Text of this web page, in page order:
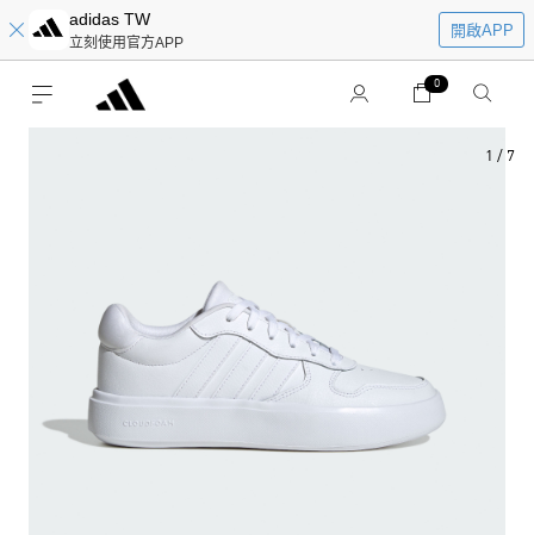
adidas TW
立刻使用官方APP
開啟APP
0
1 / 7